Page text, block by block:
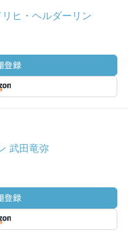
ヒ・ヘルダーリン
武田竜弥